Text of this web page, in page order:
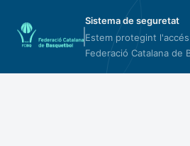
Sistema de seguretat
Estem protegint
Federació Catalana de